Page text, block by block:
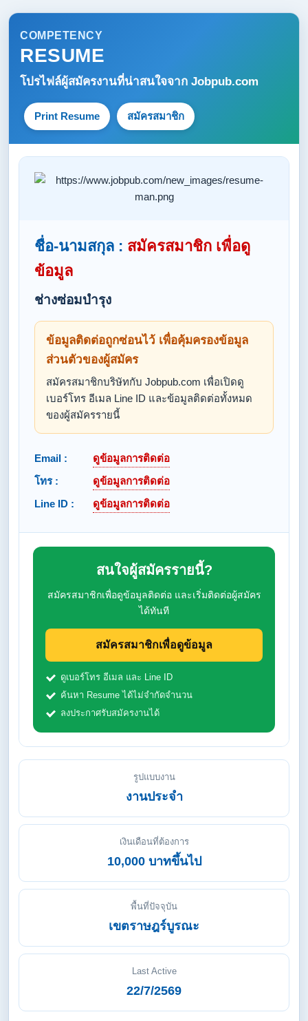
COMPETENCY
RESUME
โปรไฟล์ผู้สมัครงานที่น่าสนใจจาก Jobpub.com
Print Resume สมัครสมาชิก
ชื่อ-นามสกุล : สมัครสมาชิก เพื่อดู
ข้อมูล
ช่างซ่อมบำรุง
ข้อมูลติดต่อถูกซ่อนไว้ เพื่อคุ้มครองข้อมูล
ส่วนตัวของผู้สมัคร
สมัครสมาชิกบริษัทกับ Jobpub.com เพื่อเปิดดู
เบอร์โทร อีเมล Line ID และข้อมูลติดต่อทั้งหมด
ของผู้สมัครรายนี้
Email :
ดูข้อมูลการติดต่อ
โทร :
ดูข้อมูลการติดต่อ
Line ID :
ดูข้อมูลการติดต่อ
สนใจผู้สมัครรายนี้?
สมัครสมาชิกเพื่อดูข้อมูลติดต่อ และเริ่มติดต่อผู้สมัคร
ได้ทันที
สมัครสมาชิกเพื่อดูข้อมูล
ดูเบอร์โทร อีเมล และ Line ID
ค้นหา Resume ได้ไม่จำกัดจำนวน
ลงประกาศรับสมัครงานได้
รูปแบบงาน
งานประจำ
เงินเดือนที่ต้องการ
10,000 บาทขึ้นไป
พื้นที่ปัจจุบัน
เขตราษฎร์บูรณะ
Last Active
22/7/2569